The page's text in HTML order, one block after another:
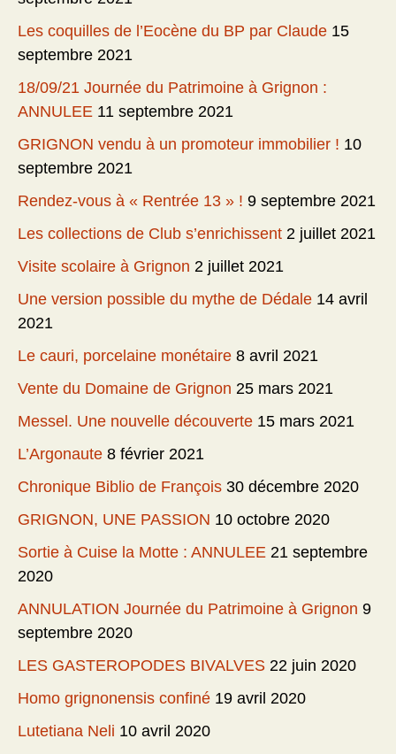
Les coquilles de l’Eocène du BP par Claude 15
septembre 2021
18/09/21 Journée du Patrimoine à Grignon :
ANNULEE 11 septembre 2021
GRIGNON vendu à un promoteur immobilier ! 10
septembre 2021
Rendez-vous à « Rentrée 13 » ! 9 septembre 2021
Les collections de Club s’enrichissent 2 juillet 2021
Visite scolaire à Grignon 2 juillet 2021
Une version possible du mythe de Dédale 14 avril
2021
Le cauri, porcelaine monétaire 8 avril 2021
Vente du Domaine de Grignon 25 mars 2021
Messel. Une nouvelle découverte 15 mars 2021
L’Argonaute 8 février 2021
Chronique Biblio de François 30 décembre 2020
GRIGNON, UNE PASSION 10 octobre 2020
Sortie à Cuise la Motte : ANNULEE 21 septembre
2020
ANNULATION Journée du Patrimoine à Grignon 9
septembre 2020
LES GASTEROPODES BIVALVES 22 juin 2020
Homo grignonensis confiné 19 avril 2020
Lutetiana Neli 10 avril 2020